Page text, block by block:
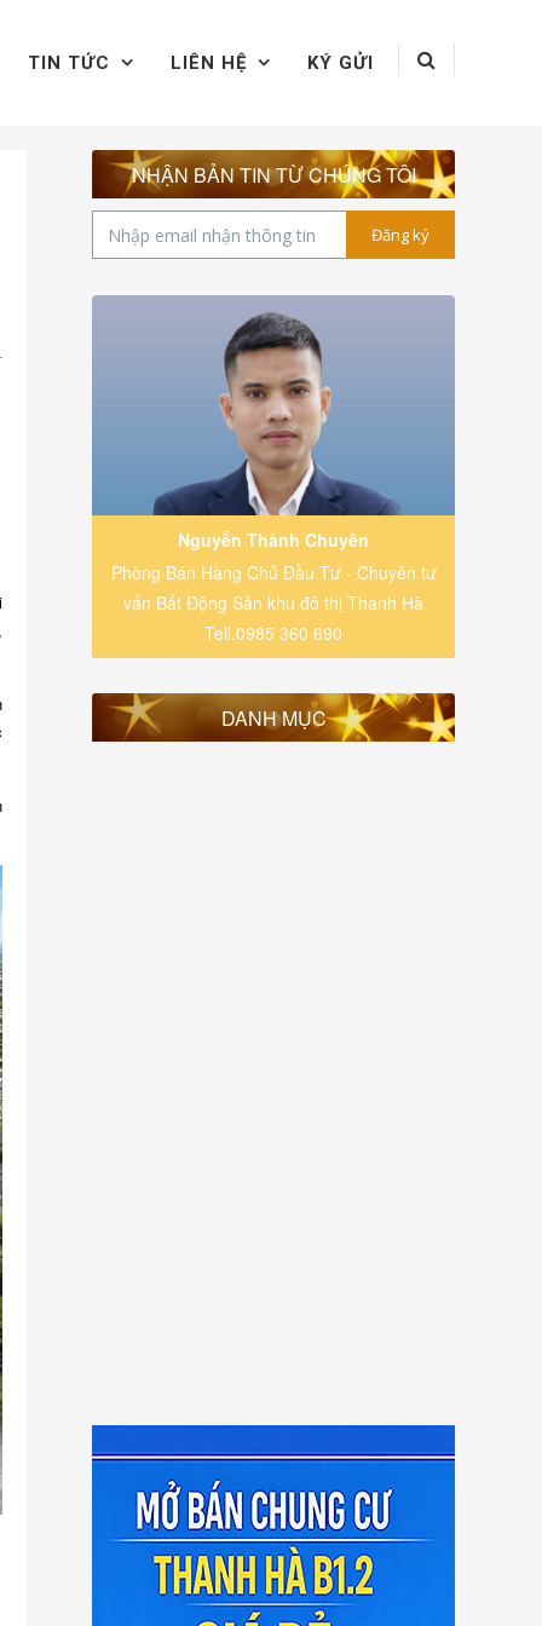
TIN TỨC LIÊN HỆ KÝ GỬI
NHẬN BẢN TIN TỪ CHÚNG TÔI
Đăng ký
Nguyễn Thành Chuyên
Phòng Bán Hàng Chủ Đầu Tư - Chuyên tư
vấn Bất Động Sản khu đô thị Thanh Hà
Tell.0985 360 690
DANH MỤC